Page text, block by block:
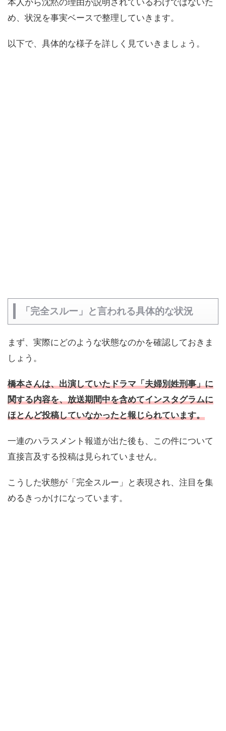
め、状況を事実ベースで整理していきます。
以下で、具体的な様子を詳しく見ていきましょう。
「完全スルー」と言われる具体的な状況
まず、実際にどのような状態なのかを確認しておきま
しょう。
橋本さんは、出演していたドラマ「夫婦別姓刑事」に
関する内容を、放送期間中を含めてインスタグラムに
ほとんど投稿していなかったと報じられています。
一連のハラスメント報道が出た後も、この件について
直接言及する投稿は見られていません。
こうした状態が「完全スルー」と表現され、注目を集
めるきっかけになっています。